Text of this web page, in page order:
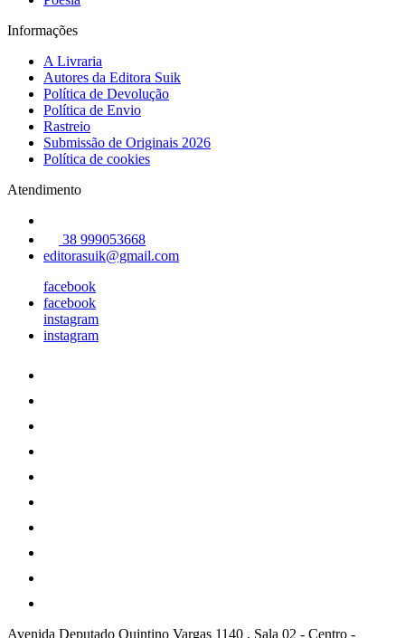
Informações
A Livraria
Autores da Editora Suik
Política de Devolução
Política de Envio
Rastreio
Submissão de Originais 2026
Política de cookies
Atendimento
38 999053668
editorasuik@gmail.com
facebook
facebook
instagram
instagram
Avenida Deputado Quintino Vargas 1140 , Sala 02 - Centro -